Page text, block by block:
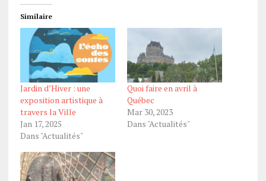
Similaire
Jardin d’Hiver : une
exposition artistique à
travers la Ville
Jan 17, 2025
Dans "Actualités"
Quoi faire en avril à
Québec
Mar 30, 2023
Dans "Actualités"